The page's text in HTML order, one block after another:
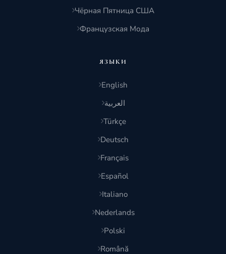
Чёрная Пятница США
Французская Мода
ЯЗЫКИ
English
العربية
Türkçe
Deutsch
Français
Español
Italiano
Nederlands
Polski
Română